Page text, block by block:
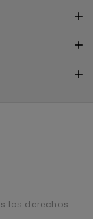



los derechos